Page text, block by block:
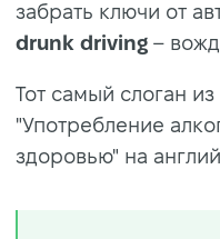
забрать ключи от
drunk driving –
Тот самый слоган
"Употребление
здоровью" на